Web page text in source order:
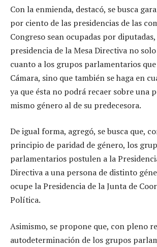
Con la enmienda, destacó, se busca
por ciento de las presidencias de las
Congreso sean ocupadas por
presidencia de la Mesa Directiva no
cuanto a los grupos parlamentarios
Cámara, sino que también se haga en
ya que ésta no podrá recaer sobre una
mismo género al de su predecesora.
De igual forma, agregó, se busca que,
principio de paridad de género, los
parlamentarios postulen a la
Directiva a una persona de distinto
ocupe la Presidencia de la Junta de
Política.
Asimismo, se propone que, con pleno
autodeterminación de los grupos